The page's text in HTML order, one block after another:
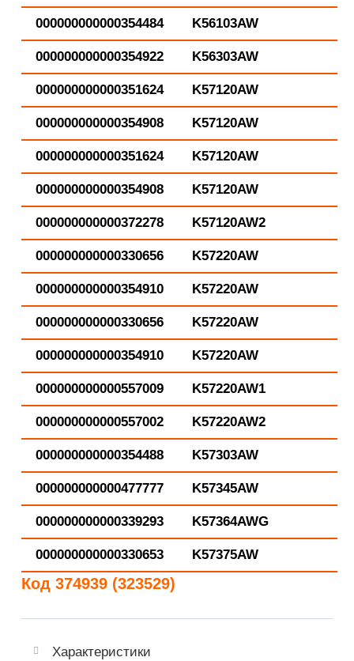
000000000000354484 K56103AW
000000000000354922 K56303AW
000000000000351624 K57120AW
000000000000354908 K57120AW
000000000000351624 K57120AW
000000000000354908 K57120AW
000000000000372278 K57120AW2
000000000000330656 K57220AW
000000000000354910 K57220AW
000000000000330656 K57220AW
000000000000354910 K57220AW
000000000000557009 K57220AW1
000000000000557002 K57220AW2
000000000000354488 K57303AW
000000000000477777 K57345AW
000000000000339293 K57364AWG
000000000000330653 K57375AW
Код 374939 (323529)
Характеристики